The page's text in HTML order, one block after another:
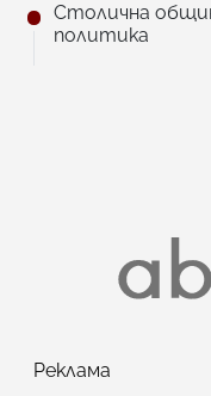
Столична
политика
Реклама